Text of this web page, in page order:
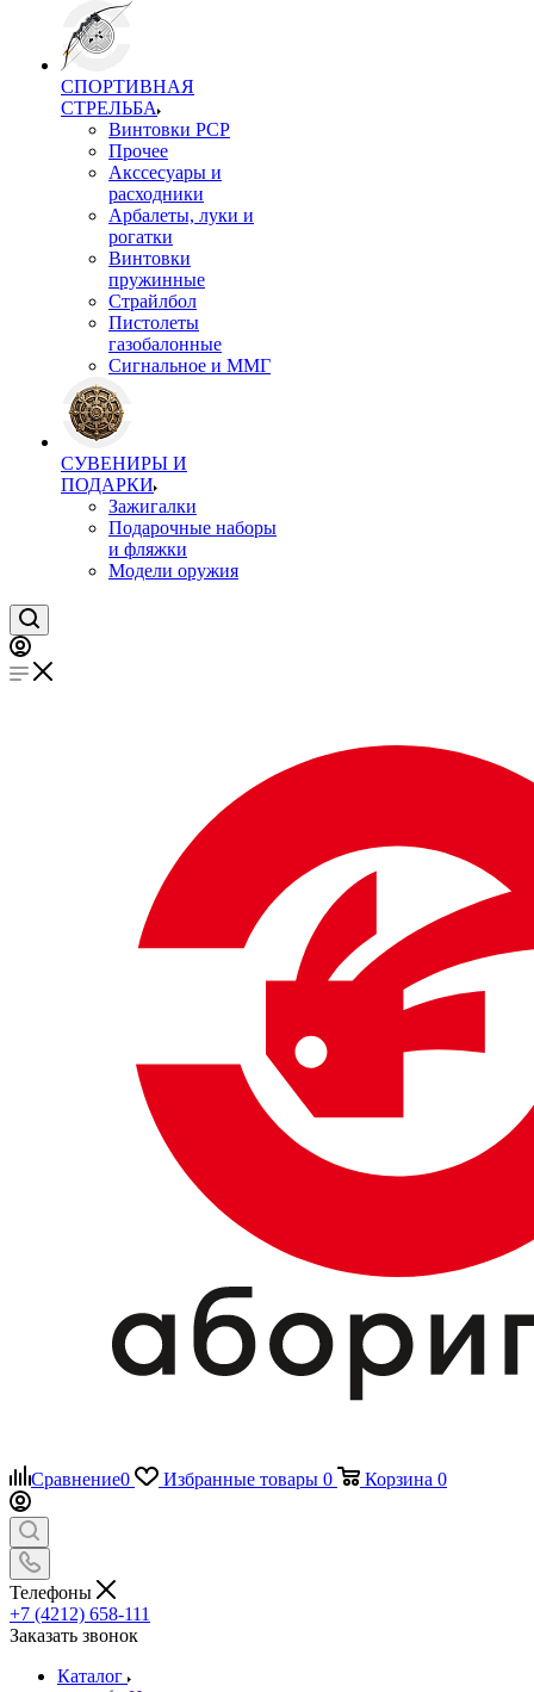
СПОРТИВНАЯ
СТРЕЛЬБА
Винтовки PCP
Прочее
Акссесуары и
расходники
Арбалеты, луки и
рогатки
Винтовки
пружинные
Страйлбол
Пистолеты
газобалонные
Сигнальное и ММГ
СУВЕНИРЫ И
ПОДАРКИ
Зажигалки
Подарочные наборы
и фляжки
Модели оружия
Сравнение0 Избранные товары 0 Корзина 0
Телефоны
+7 (4212) 658-111
Заказать звонок
Каталог